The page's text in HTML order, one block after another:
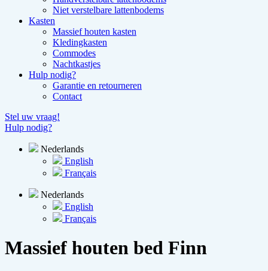
Niet verstelbare lattenbodems
Kasten
Massief houten kasten
Kledingkasten
Commodes
Nachtkastjes
Hulp nodig?
Garantie en retourneren
Contact
Stel uw vraag!
Hulp nodig?
Nederlands
English
Français
Nederlands
English
Français
Massief houten bed Finn